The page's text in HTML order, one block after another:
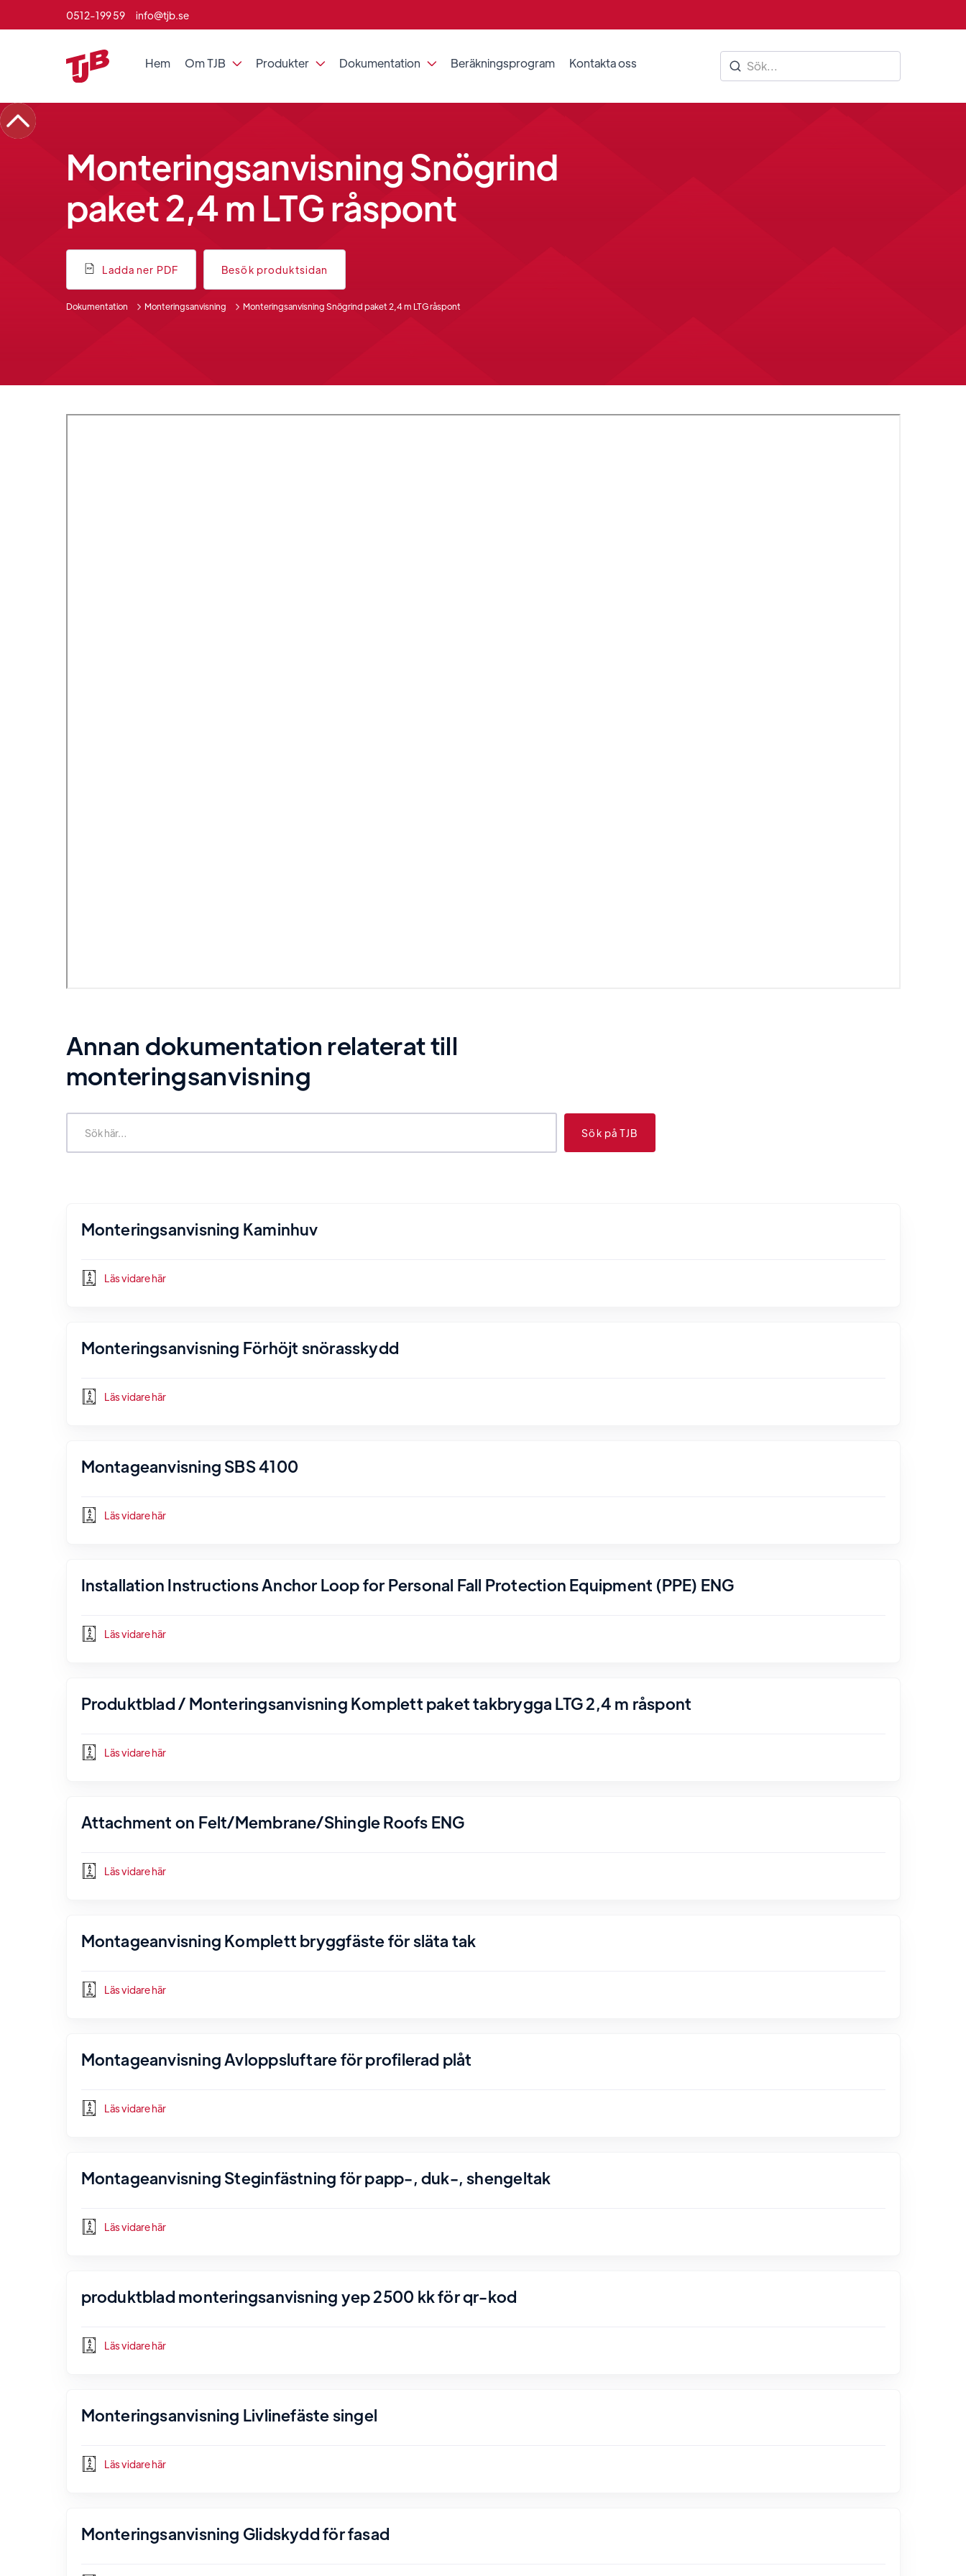
0512-199 59 info@tjb.se
Hem Om TJB  Produkter  Dokumentation  Beräkningsprogram Kontakta oss
Monteringsanvisning Snögrind
paket 2,4 m LTG råspont
Ladda ner PDF Besök produktsidan
Dokumentation Monteringsanvisning Monteringsanvisning Snögrind paket 2,4 m LTG råspont
Annan dokumentation relaterat till
monteringsanvisning
Monteringsanvisning Kaminhuv
Läs vidare här
Monteringsanvisning Förhöjt snörasskydd
Läs vidare här
Montageanvisning SBS 4100
Läs vidare här
Installation Instructions Anchor Loop for Personal Fall Protection Equipment (PPE) ENG
Läs vidare här
Produktblad / Monteringsanvisning Komplett paket takbrygga LTG 2,4 m råspont
Läs vidare här
Attachment on Felt/Membrane/Shingle Roofs ENG
Läs vidare här
Montageanvisning Komplett bryggfäste för släta tak
Läs vidare här
Montageanvisning Avloppsluftare för profilerad plåt
Läs vidare här
Montageanvisning Steginfästning för papp-, duk-, shengeltak
Läs vidare här
produktblad monteringsanvisning yep 2500 kk för qr-kod
Läs vidare här
Monteringsanvisning Livlinefäste singel
Läs vidare här
Monteringsanvisning Glidskydd för fasad